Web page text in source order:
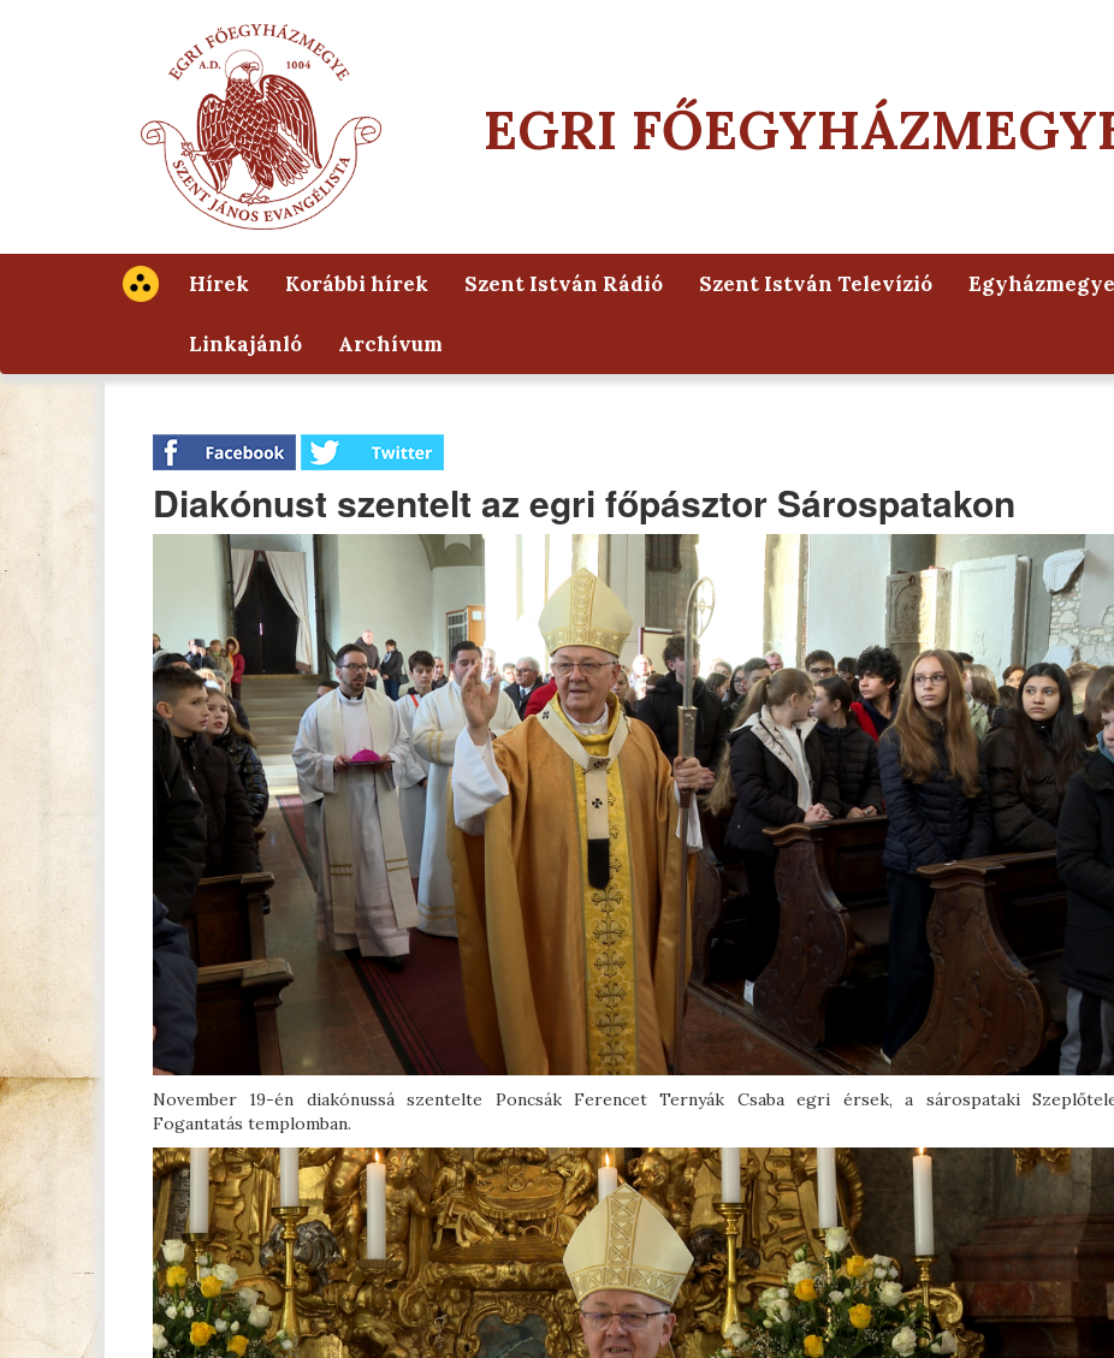
EGRI
Hírek Korábbi hírek Szent István Rádió Szent István Televízió
Linkajánló Archívum
Diakónust szentelt az egri főpásztor Sárospatakon
November 19-én diakónussá szentelte Poncsák Ferencet Ternyák Csaba egri érsek, a sárospataki
Fogantatás templomban.